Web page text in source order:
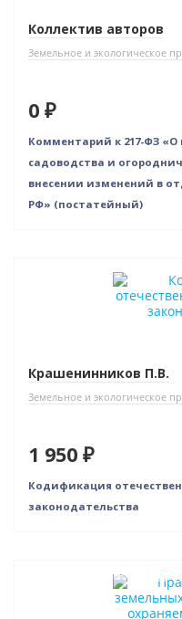
Коллектив авторов
Земельное и экологическое
0 ₽
Комментарий к 217-ФЗ
садоводства и
внесении изменений в
РФ» (постатейный)
Крашенинников П.В.
Земельное и экологическое
1 950 ₽
Кодификация
законодательства
Индивидуальный подход